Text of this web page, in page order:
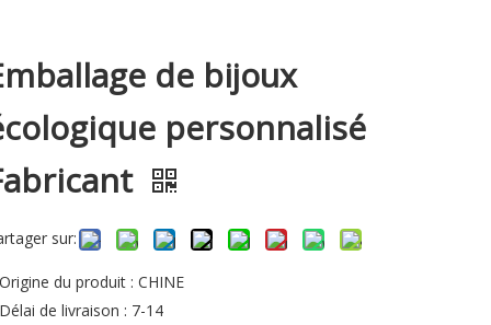
de bijoux
personnalisé
sur:
Origine du produit : CHINE
Délai de livraison : 7-14